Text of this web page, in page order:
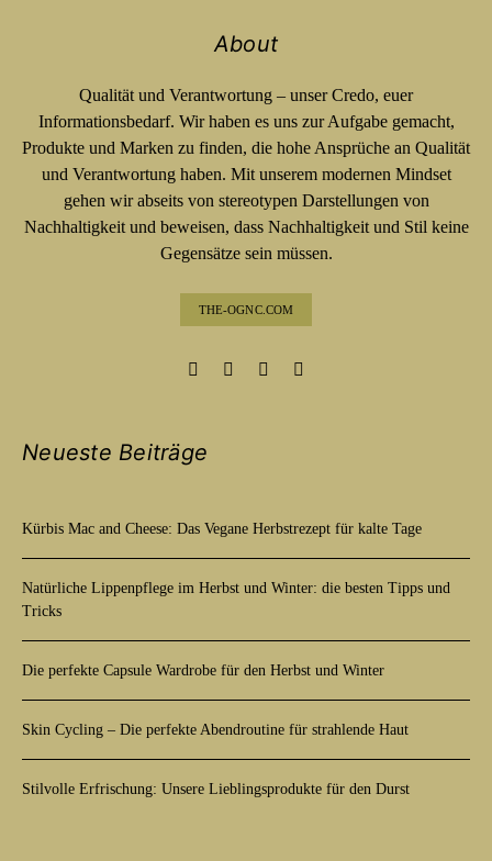
About
Qualität und Verantwortung – unser Credo, euer
Informationsbedarf. Wir haben es uns zur Aufgabe gemacht,
Produkte und Marken zu finden, die hohe Ansprüche an Qualität
und Verantwortung haben. Mit unserem modernen Mindset
gehen wir abseits von stereotypen Darstellungen von
Nachhaltigkeit und beweisen, dass Nachhaltigkeit und Stil keine
Gegensätze sein müssen.
THE-OGNC.COM
Neueste Beiträge
Kürbis Mac and Cheese: Das Vegane Herbstrezept für kalte Tage
Natürliche Lippenpflege im Herbst und Winter: die besten Tipps und
Tricks
Die perfekte Capsule Wardrobe für den Herbst und Winter
Skin Cycling – Die perfekte Abendroutine für strahlende Haut
Stilvolle Erfrischung: Unsere Lieblingsprodukte für den Durst